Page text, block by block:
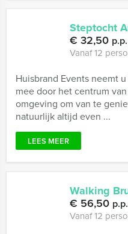
Steptocht
€ 32,50
Vanaf 12
Huisbrand Events neemt
mee door het centrum
omgeving om van te
natuurlijk altijd even ...
LEES MEER
Walking
€ 56,50
Vanaf 12